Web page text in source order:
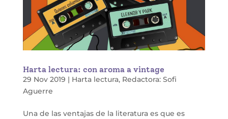
Harta lectura: con aroma a vintage
29 Nov 2019 | Harta lectura, Redactora: Sofi
Aguerre
Una de las ventajas de la literatura es que es